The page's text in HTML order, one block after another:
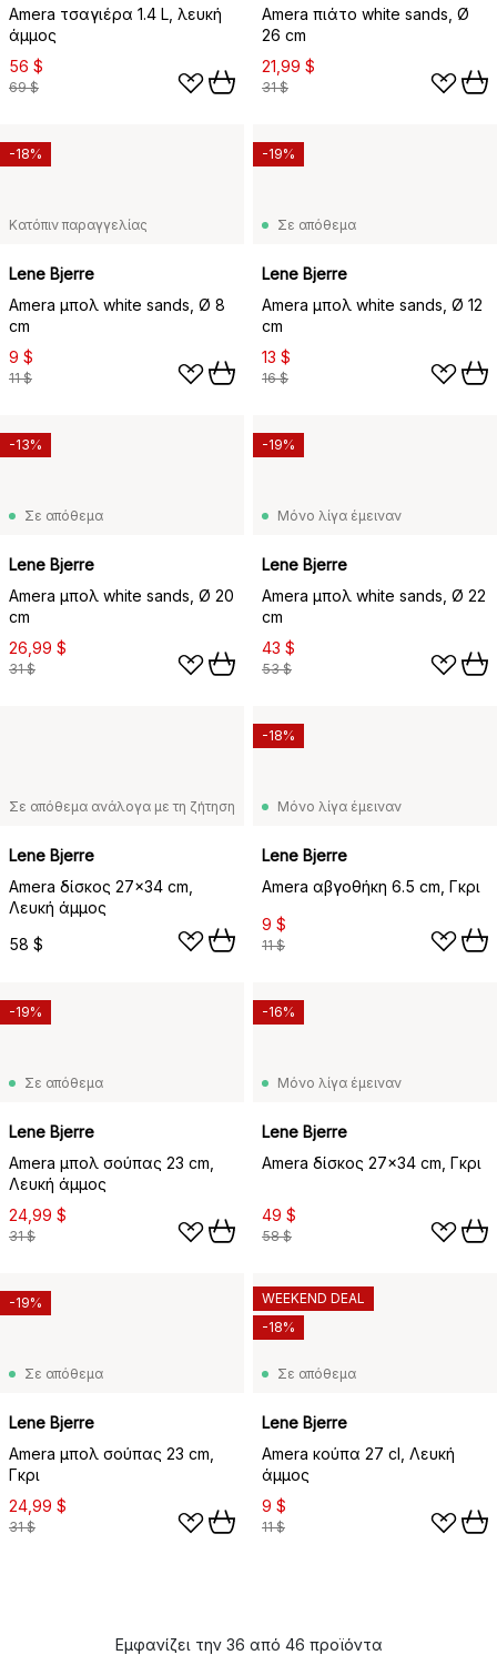
Amera τσαγιέρα 1.4 L, λευκή
άμμος
56 $
69 $
Amera πιάτο white sands, Ø
26 cm
21,99 $
31 $
Κατόπιν παραγγελίας
Lene Bjerre
Amera μπολ white sands, Ø 8
cm
9 $
11 $
-18%
Σε απόθεμα
Lene Bjerre
Amera μπολ white sands, Ø 12
cm
13 $
16 $
-19%
Σε απόθεμα
Lene Bjerre
Amera μπολ white sands, Ø 20
cm
26,99 $
31 $
-13%
Μόνο λίγα έμειναν
Lene Bjerre
Amera μπολ white sands, Ø 22
cm
43 $
53 $
-19%
Σε απόθεμα ανάλογα με τη ζήτηση
Lene Bjerre
Amera δίσκος 27x34 cm,
Λευκή άμμος
58 $
Μόνο λίγα έμειναν
Lene Bjerre
Amera αβγοθήκη 6.5 cm, Γκρι
9 $
11 $
-18%
Σε απόθεμα
Lene Bjerre
Amera μπολ σούπας 23 cm,
Λευκή άμμος
24,99 $
31 $
-19%
Μόνο λίγα έμειναν
Lene Bjerre
Amera δίσκος 27x34 cm, Γκρι
49 $
58 $
-16%
Σε απόθεμα
Lene Bjerre
Amera μπολ σούπας 23 cm,
Γκρι
24,99 $
31 $
-19%
Σε απόθεμα
Lene Bjerre
Amera κούπα 27 cl, Λευκή
άμμος
9 $
11 $
WEEKEND DEAL
-18%
Εμφανίζει την 36 από 46 προϊόντα